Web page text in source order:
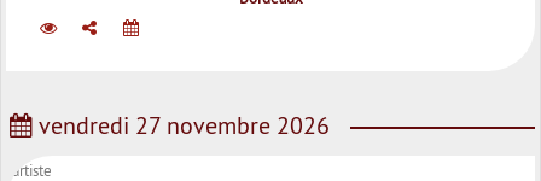
vendredi 27 novembre 2026
artiste